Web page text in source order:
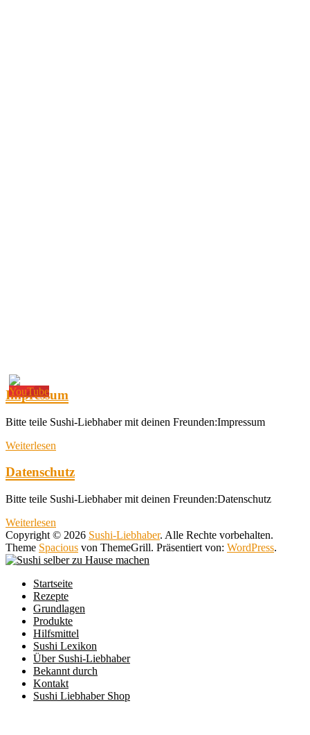
Impressum
Bitte teile Sushi-Liebhaber mit deinen Freunden:Impressum
Weiterlesen
Datenschutz
Bitte teile Sushi-Liebhaber mit deinen Freunden:Datenschutz
Weiterlesen
Copyright © 2026 Sushi-Liebhaber. Alle Rechte vorbehalten.
Theme Spacious von ThemeGrill. Präsentiert von: WordPress.
Startseite
Rezepte
Grundlagen
Produkte
Hilfsmittel
Sushi Lexikon
Über Sushi-Liebhaber
Bekannt durch
Kontakt
Sushi Liebhaber Shop